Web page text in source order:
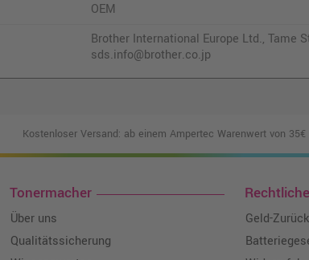
OEM
Brother International Europe Ltd., Tame
sds.info@brother.co.jp
Kostenloser Versand: ab einem Ampertec Warenwert von
Tonermacher
Über uns
Qualitätssicherung
Geld-